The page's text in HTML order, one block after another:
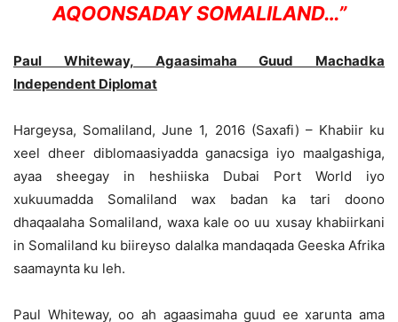
AQOONSADAY SOMALILAND…”
Paul Whiteway, Agaasimaha Guud Machadka
Independent Diplomat
Hargeysa, Somaliland, June 1, 2016 (Saxafi) – Khabiir ku
xeel dheer diblomaasiyadda ganacsiga iyo maalgashiga,
ayaa sheegay in heshiiska Dubai Port World iyo
xukuumadda Somaliland wax badan ka tari doono
dhaqaalaha Somaliland, waxa kale oo uu xusay khabiirkani
in Somaliland ku biireyso dalalka mandaqada Geeska Afrika
saamaynta ku leh.
Paul Whiteway, oo ah agaasimaha guud ee xarunta ama